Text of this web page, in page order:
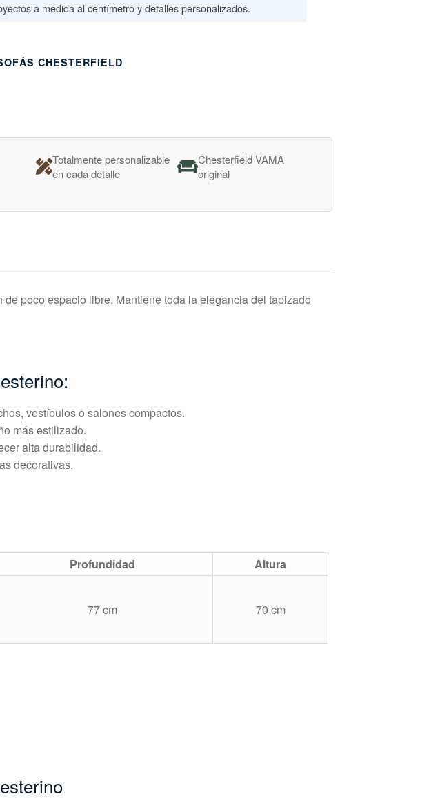
a medida al centímetro y detalles personalizados.
CHESTERFIELD
Totalmente personalizable
en cada detalle
Chesterfield VAMA
original
poco espacio libre. Mantiene toda la elegancia del tapizado
vestíbulos o salones compactos.
más estilizado.
alta durabilidad.
decorativas.
Profundidad
Altura
77 cm
70 cm